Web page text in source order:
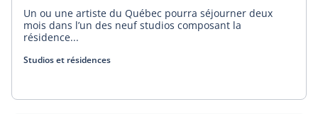
Un ou une artiste du Québec pourra séjourner deux
mois dans l’un des neuf studios composant la
résidence...
Studios et résidences